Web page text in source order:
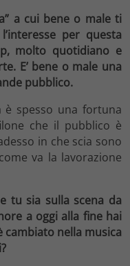
a cui bene o male ti
per questa
molto quotidiano e
E’ bene o male una
pubblico.
è spesso una fortuna
che il pubblico è
in che scia sono
va la lavorazione
tu sia sulla scena da
a oggi alla fine hai
cambiato nella musica